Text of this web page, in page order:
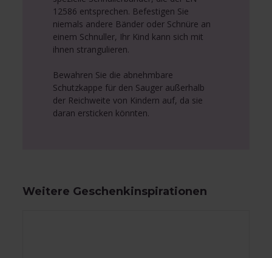
12586 entsprechen. Befestigen Sie
niemals andere Bänder oder Schnüre an
einem Schnuller, Ihr Kind kann sich mit
ihnen strangulieren.
Bewahren Sie die abnehmbare
Schutzkappe für den Sauger außerhalb
der Reichweite von Kindern auf, da sie
daran ersticken könnten.
Weitere Geschenkinspirationen